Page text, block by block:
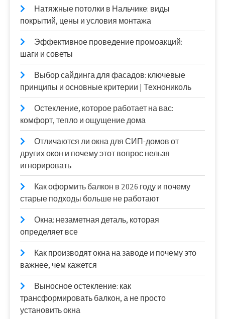
Натяжные потолки в Нальчике: виды
покрытий, цены и условия монтажа
Эффективное проведение промоакций:
шаги и советы
Выбор сайдинга для фасадов: ключевые
принципы и основные критерии | Технониколь
Остекление, которое работает на вас:
комфорт, тепло и ощущение дома
Отличаются ли окна для СИП-домов от
других окон и почему этот вопрос нельзя
игнорировать
Как оформить балкон в 2026 году и почему
старые подходы больше не работают
Окна: незаметная деталь, которая
определяет все
Как производят окна на заводе и почему это
важнее, чем кажется
Выносное остекление: как
трансформировать балкон, а не просто
установить окна